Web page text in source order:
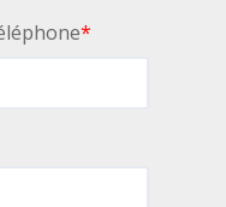
*